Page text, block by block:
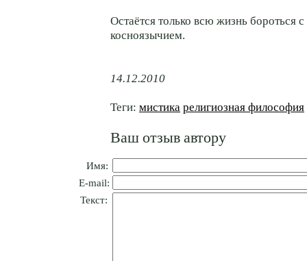
Остаётся только всю жизнь бороться
косноязычием.
14.12.2010
Теги: мистика религиозная философия
Ваш отзыв автору
Имя:
E-mail:
Текст: